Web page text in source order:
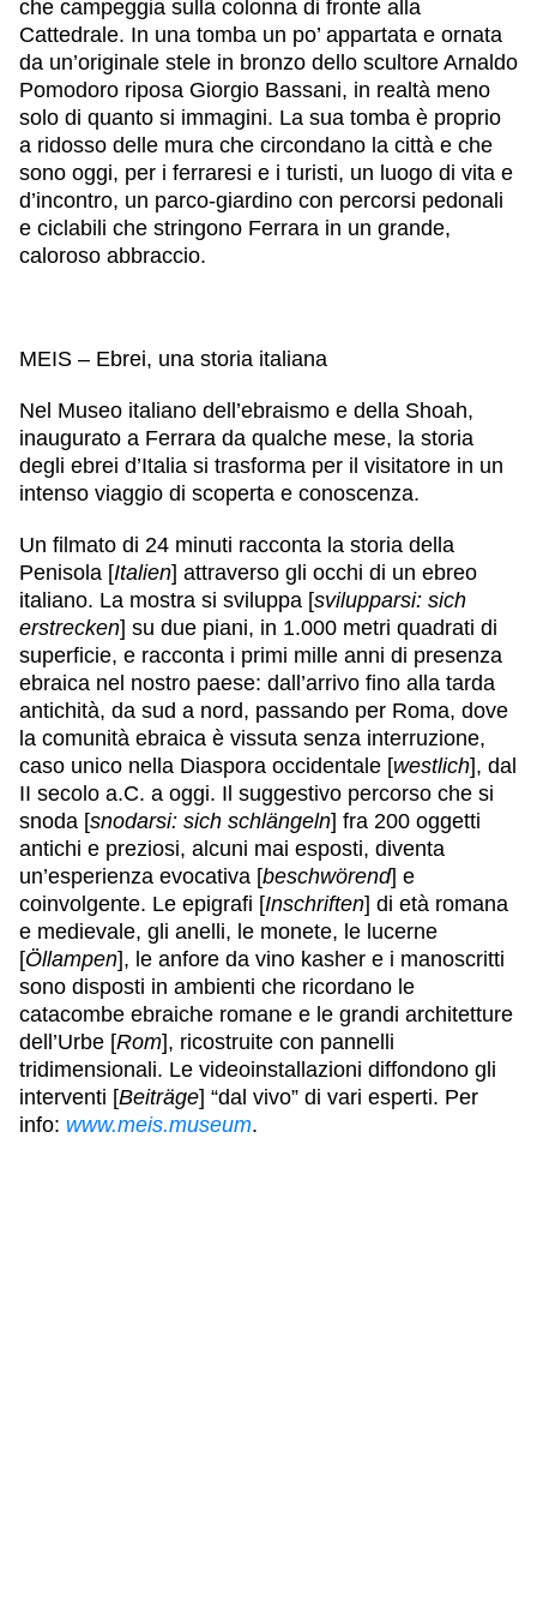
che campeggia sulla colonna di fronte alla
Cattedrale. In una tomba un po’ appartata e ornata
da un’originale stele in bronzo dello scultore Arnaldo
Pomodoro riposa Giorgio Bassani, in realtà meno
solo di quanto si immagini. La sua tomba è proprio
a ridosso delle mura che circondano la città e che
sono oggi, per i ferraresi e i turisti, un luogo di vita e
d’incontro, un parco-giardino con percorsi pedonali
e ciclabili che stringono Ferrara in un grande,
caloroso abbraccio.
MEIS – Ebrei, una storia italiana
Nel Museo italiano dell’ebraismo e della Shoah,
inaugurato a Ferrara da qualche mese, la storia
degli ebrei d’Italia si trasforma per il visitatore in un
intenso viaggio di scoperta e conoscenza.
Un filmato di 24 minuti racconta la storia della
Penisola [Italien] attraverso gli occhi di un ebreo
italiano. La mostra si sviluppa [svilupparsi: sich
erstrecken] su due piani, in 1.000 metri quadrati di
superficie, e racconta i primi mille anni di presenza
ebraica nel nostro paese: dall’arrivo fino alla tarda
antichità, da sud a nord, passando per Roma, dove
la comunità ebraica è vissuta senza interruzione,
caso unico nella Diaspora occidentale [westlich], dal
II secolo a.C. a oggi. Il suggestivo percorso che si
snoda [snodarsi: sich schlängeln] fra 200 oggetti
antichi e preziosi, alcuni mai esposti, diventa
un’esperienza evocativa [beschwörend] e
coinvolgente. Le epigrafi [Inschriften] di età romana
e medievale, gli anelli, le monete, le lucerne
[Öllampen], le anfore da vino kasher e i manoscritti
sono disposti in ambienti che ricordano le
catacombe ebraiche romane e le grandi architetture
dell’Urbe [Rom], ricostruite con pannelli
tridimensionali. Le videoinstallazioni diffondono gli
interventi [Beiträge] “dal vivo” di vari esperti. Per
info: www.meis.museum.